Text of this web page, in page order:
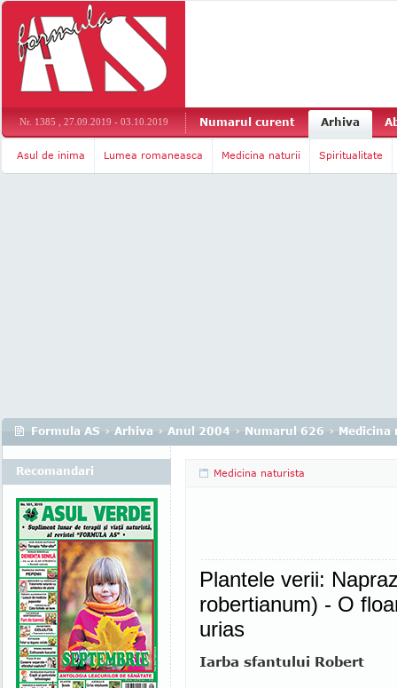
Nr. 1385 , 27.09.2019 - 03.10.2019 Numarul curent Arhiva
Asul de inima Lumea romaneasca Medicina naturii Spiritualitate
Formula AS › Arhiva › Anul 2004 › Numarul 626 › Medicina
Medicina naturista
Plantele verii:
robertianum) - O
urias
Iarba sfantului Robert
Recomandari